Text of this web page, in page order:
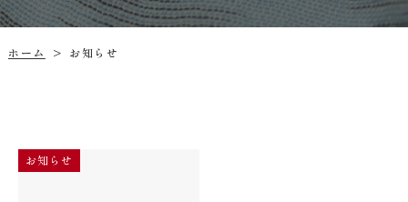
ホーム > お知らせ
お知らせ